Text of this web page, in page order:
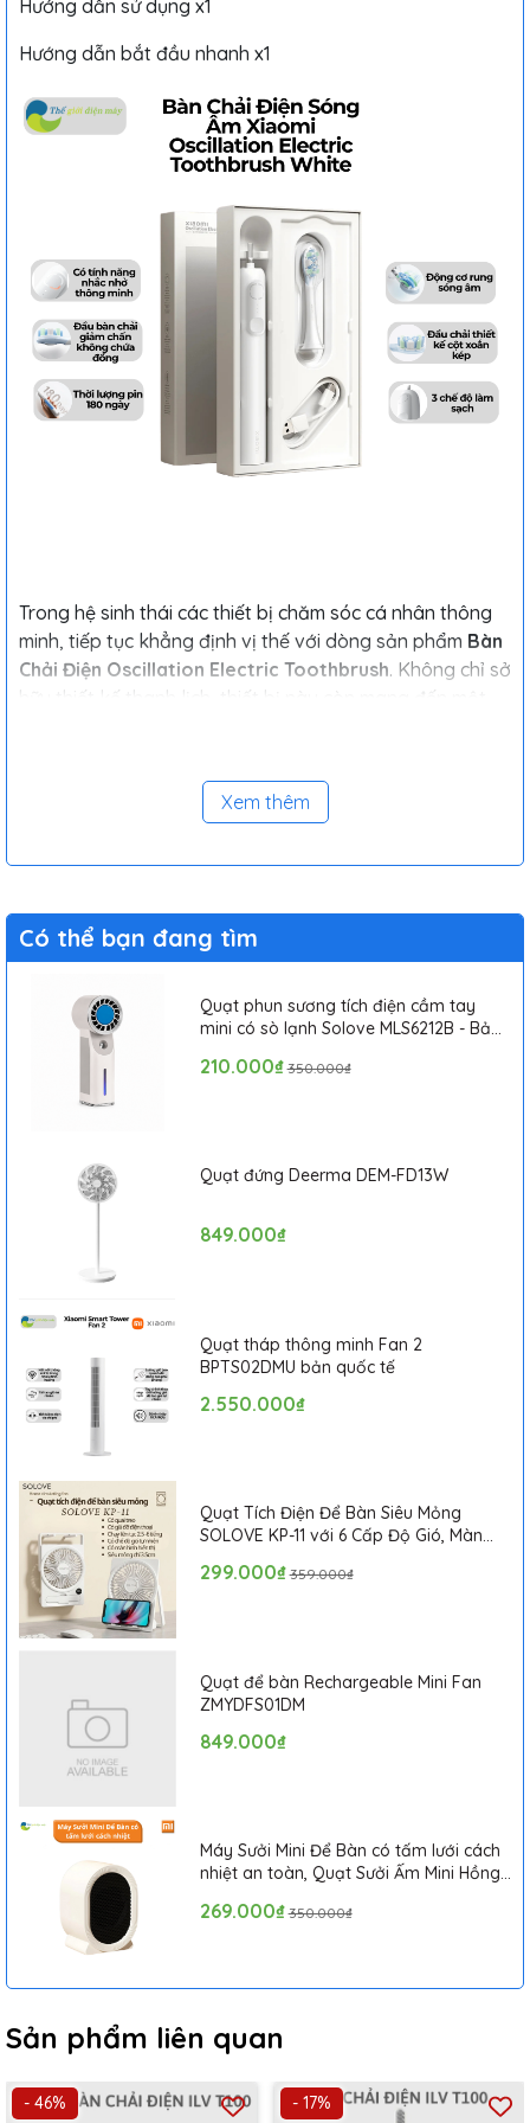
Hướng dẫn sử dụng x1
Hướng dẫn bắt đầu nhanh x1
Trong hệ sinh thái các thiết bị chăm sóc cá nhân thông
minh, tiếp tục khẳng định vị thế với dòng sản phẩm Bàn
Chải Điện Oscillation Electric Toothbrush. Không chỉ sở
1. Động cơ sóng âm nâng cấp
Điểm sáng lớn nhất của phiên bản này là động cơ dao
động sóng âmcó khả năng vừa rung vừa xoay, giúp
đầu chải tăng góc quét lên gấp đôi so với các dòng
thông thường. Nhờ thiết kế này, bàn chải tuân thủ tuyệt
đối kỹ thuật đánh răng Bass khoa học, dễ dàng len lỏi
vào các "điểm mù" của răng hàm, làm sạch kỹ bề mặt
răng và kẽ nướu mà không gây tổn thương.
2. Cảnh báo vùng chải sót thông minh (Hệ thống đèn 4
Xem thêm
Có thể bạn đang tìm
Quạt phun sương tích điện cầm tay
mini có sò lạnh Solove MLS6212B - Bảo
210.000₫ 350.000₫
Quạt đứng Deerma DEM-FD13W
849.000₫
Quạt tháp thông minh Fan 2
BPTS02DMU bản quốc tế
2.550.000₫
Quạt Tích Điện Để Bàn Siêu Mỏng
SOLOVE KP-11 với 6 Cấp Độ Gió, Màn
299.000₫ 359.000₫
Quạt để bàn Rechargeable Mini Fan
ZMYDFS01DM
849.000₫
Máy Sưởi Mini Để Bàn có tấm lưới cách
nhiệt an toàn, Quạt Sưởi Ấm Mini Hồng
269.000₫ 350.000₫
Sản phẩm liên quan
- 46% - 17%